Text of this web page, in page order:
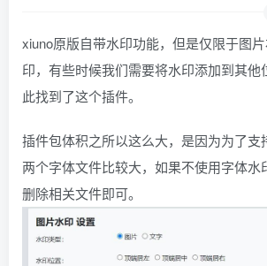
xiuno原版自带水印功能，但是仅限于图
印，有些时候我们需要将水印添加到其他
此找到了这个插件。
插件包体积之所以这么大，是因为为了支
两个字体文件比较大，如果不使用字体水
删除相关文件即可。